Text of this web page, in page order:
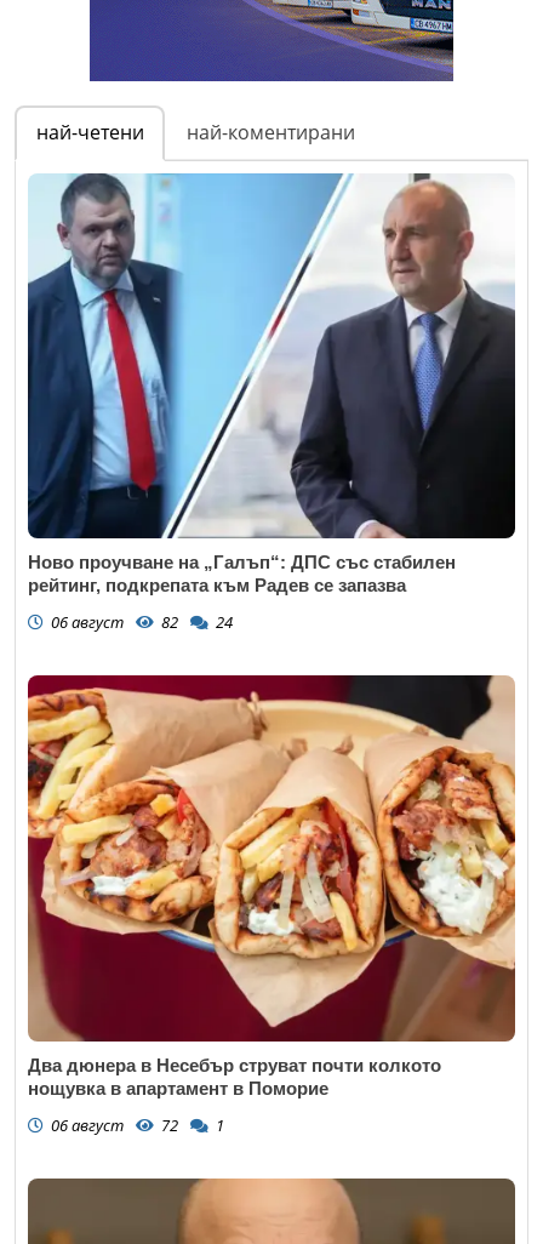
най-четени най-коментирани
Ново проучване на „Галъп“: ДПС със стабилен
рейтинг, подкрепата към Радев се запазва
06 август 82 24
Два дюнера в Несебър струват почти колкото
нощувка в апартамент в Поморие
06 август 72 1